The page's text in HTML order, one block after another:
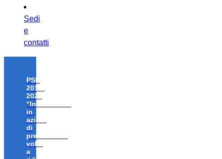
Sedi
e
contatti
PSR
2014-
2020
“Investimenti
in
azioni
di
prevenzione
volte
a